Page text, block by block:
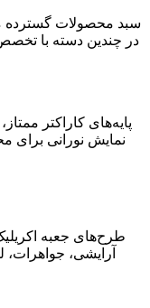
سبد محصولات گسترده
در چندین دسته با
پایه‌های کاراکتر
نمایش نورانی برای
طرح‌های جعبه
آرایشی،